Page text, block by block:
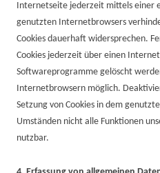
Internetseite jederzeit mittels einer
genutzten Internetbrowsers
Cookies dauerhaft widersprechen.
Cookies jederzeit über einen
Softwareprogramme gelöscht
Internetbrowsern möglich.
Setzung von Cookies in dem
Umständen nicht alle Funktionen
nutzbar.